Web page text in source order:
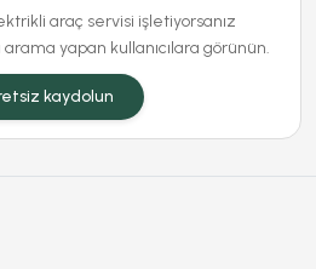
araç servisi işletiyorsanız
yapan kullanıcılara görünün.
kaydolun